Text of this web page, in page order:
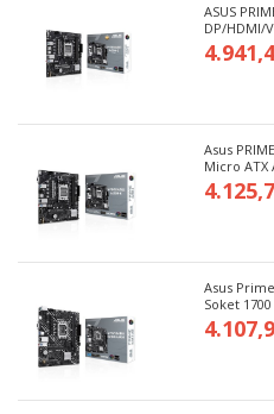
ASUS
DP/HDMI/
Asus
Micro ATX
Asus
Soket